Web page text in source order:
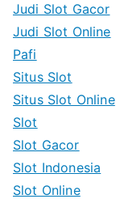
Judi Slot Gacor
Judi Slot Online
Pafi
Situs Slot
Situs Slot Online
Slot
Slot Gacor
Slot Indonesia
Slot Online